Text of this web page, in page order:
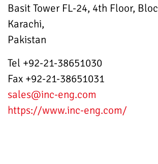
Basit Tower FL-24, 4th Floor,
Karachi,
Pakistan
Tel +92-21-38651030
Fax +92-21-38651031
sales@inc-eng.com
https://www.inc-eng.com/